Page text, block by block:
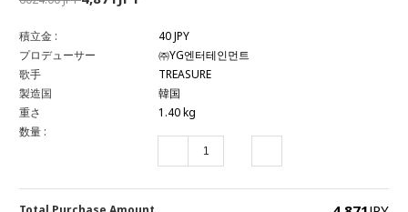
積立金 :
40 JPY
プロデューサー
㈜YG엔터테인먼트
歌手
TREASURE
製造国
韓国
重さ
1.40 kg
数量 :